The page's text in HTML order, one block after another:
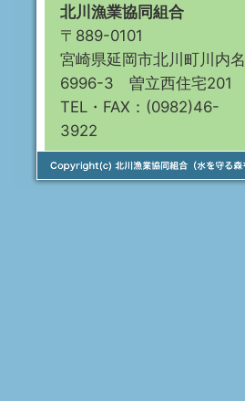
北川漁業協同組合
〒889-0101
宮崎県延岡市北川町川内名
6996-3 曽立西住宅201
TEL・FAX：(0982)46-
3922